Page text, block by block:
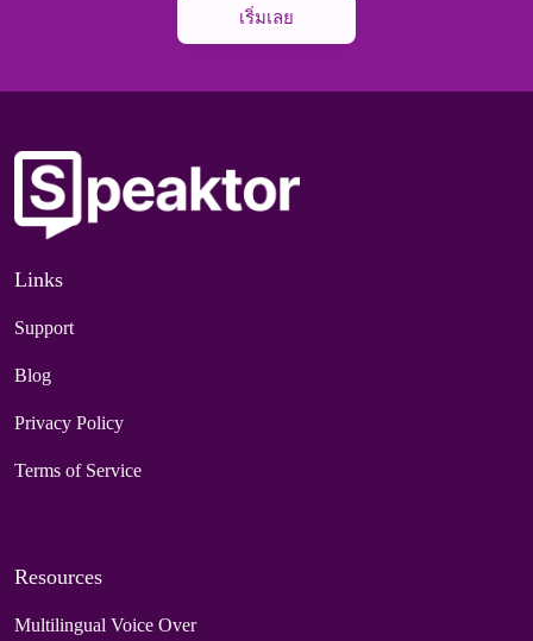
เริ่มเลย
Links
Support
Blog
Privacy Policy
Terms of Service
Resources
Multilingual Voice Over